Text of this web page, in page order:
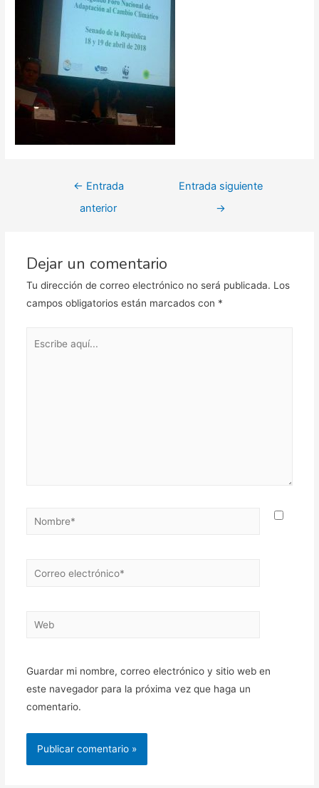
Navegación
← Entrada
anterior
Entrada siguiente
→
Dejar un comentario
Tu dirección de correo electrónico no será publicada. Los
campos obligatorios están marcados con *
Nombre*
Correo
Web
Guardar mi nombre, correo electrónico y sitio web en
este navegador para la próxima vez que haga un
comentario.